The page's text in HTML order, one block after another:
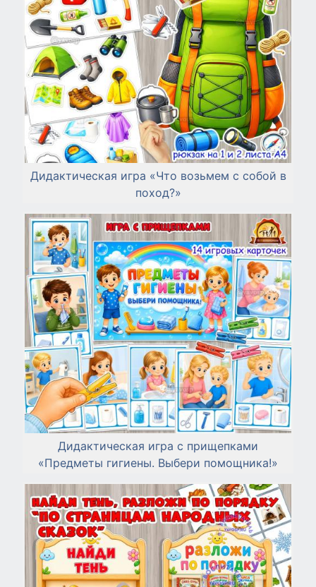
Дидактическая игра «Что возьмем с собой в
поход?»
Дидактическая игра с прищепками
«Предметы гигиены. Выбери помощника!»